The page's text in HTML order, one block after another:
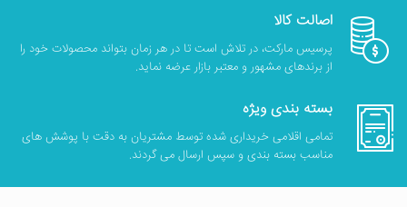
اصالت کالا
پرسیس مارکت، در تلاش است تا در هر زمان بتواند محصولات خود را
از برندهای مشهور و معتبر بازار عرضه نماید.
بسته بندی ویژه
تمامی اقلامی خریداری شده توسط مشتریان به دقت با پوشش های
مناسب بسته بندی و سپس ارسال می گردند.